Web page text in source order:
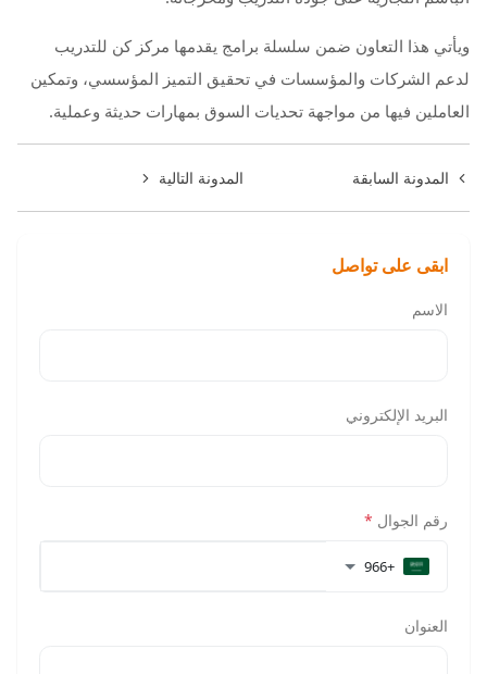
ويأتي هذا التعاون ضمن سلسلة برامج يقدمها مركز كن للتدريب
لدعم الشركات والمؤسسات في تحقيق التميز المؤسسي، وتمكين
العاملين فيها من مواجهة تحديات السوق بمهارات حديثة وعملية.
المدونة السابقة المدونة التالية
ابقى على تواصل
الاسم
البريد الإلكتروني
رقم الجوال *
+966
العنوان